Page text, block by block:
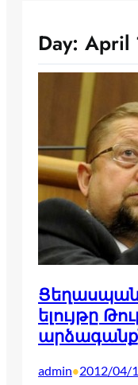
Day: April
ելույթը
admin•2012/04/